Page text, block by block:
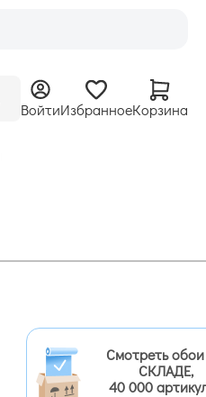
ВойтиИзбранноеКорзина
Смотреть
СКЛАДЕ,
40 000